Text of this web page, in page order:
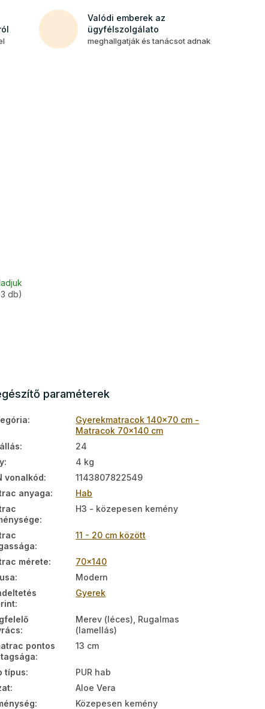
Valódi emberek az
ügyfélszolgálato
meghallgatják és tanácsot adnak
db)
paraméterek
:
Gyerekmatracok 140x70 cm -
Matracok 70x140 cm
:
24
:
4 kg
vonalkód:
1143807822549
anyaga:
Hab
:
H3 - közepesen kemény
:
11 - 20 cm között
mérete:
70x140
:
Modern
:
Gyerek
:
Merev (léces), Rugalmas
(lamellás)
pontos
:
13 cm
típus:
PUR hab
:
Aloe Vera
:
Közepesen kemény